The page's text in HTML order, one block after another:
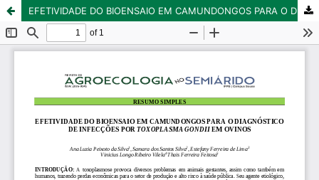
EFETIVIDADE DO BIOENSAIO EM CAMUNDONGOS PARA O DIAGNÓSTICO DE INFECÇÕES POR TOXOPLASMA GONDII EM OVINOS